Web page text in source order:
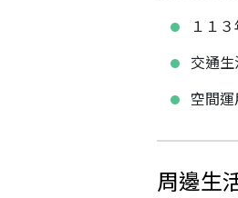
１１
交通
空間
周邊生